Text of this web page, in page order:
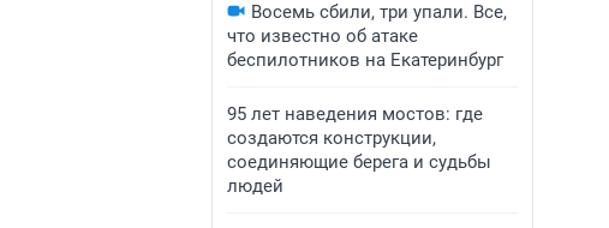
Восемь сбили, три упали. Все,
что известно об атаке
беспилотников на Екатеринбург
95 лет наведения мостов: где
создаются конструкции,
соединяющие берега и судьбы
людей